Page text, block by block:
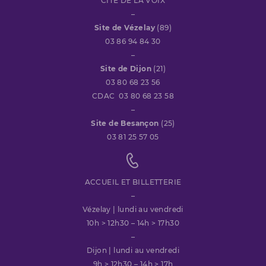
–
Site de Vézelay (89)
03 86 94 84 30
–
Site de Dijon (21)
03 80 68 23 56
CDAC 03 80 68 23 58
–
Site de Besançon (25)
03 81 25 57 05
ACCUEIL ET BILLETTERIE
–
Vézelay | lundi au vendredi
10h > 12h30 – 14h > 17h30
–
Dijon | lundi au vendredi
9h > 12h30 – 14h > 17h